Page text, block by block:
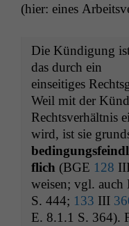
(hier: eines
Die Kündi­gung
das durch ein
ein­seit­iges
Weil mit der
Rechtsver­hält­nis
wird, ist sie
flich (BGE 128
weisen; vgl. auch
S. 444; 133 III
E. 8.1.1 S. 364).